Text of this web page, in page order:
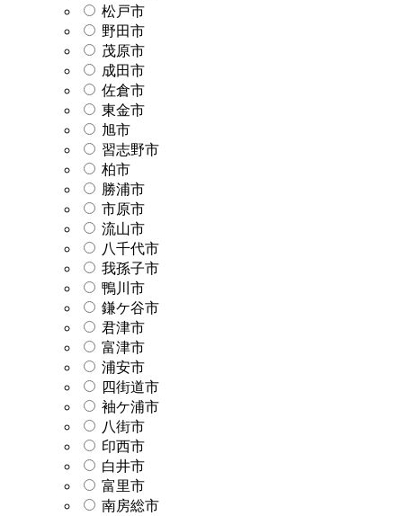
松戸市
野田市
茂原市
成田市
佐倉市
東金市
旭市
習志野市
柏市
勝浦市
市原市
流山市
八千代市
我孫子市
鴨川市
鎌ケ谷市
君津市
富津市
浦安市
四街道市
袖ケ浦市
八街市
印西市
白井市
富里市
南房総市